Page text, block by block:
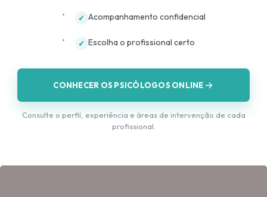
✓ Acompanhamento confidencial
✓ Escolha o profissional certo
CONHECER OS PSICÓLOGOS ONLINE
Consulte o perfil, experiência e áreas de intervenção de cada
profissional.